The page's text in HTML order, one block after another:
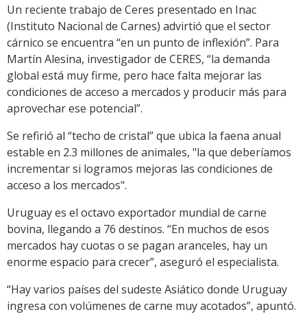
Link
Un reciente trabajo de Ceres presentado en Inac
(Instituto Nacional de Carnes) advirtió que el sector
cárnico se encuentra “en un punto de inflexión”. Para
Martín Alesina, investigador de CERES, “la demanda
global está muy firme, pero hace falta mejorar las
condiciones de acceso a mercados y producir más para
aprovechar ese potencial”.
Se refirió al “techo de cristal” que ubica la faena anual
estable en 2.3 millones de animales, "la que deberíamos
incrementar si logramos mejoras las condiciones de
acceso a los mercados".
Uruguay es el octavo exportador mundial de carne
bovina, llegando a 76 destinos. “En muchos de esos
mercados hay cuotas o se pagan aranceles, hay un
enorme espacio para crecer”, aseguró el especialista.
“Hay varios países del sudeste Asiático donde Uruguay
ingresa con volúmenes de carne muy acotados”, apuntó.